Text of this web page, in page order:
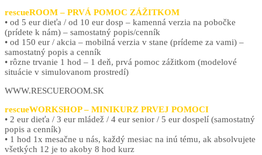
rescueROOM – PRVÁ POMOC ZÁŽITKOM
• od 5 eur dieťa / od 10 eur dosp – kamenná verzia na pobočke
(prídete k nám) – samostatný popis/cenník
• od 150 eur / akcia – mobilná verzia v stane (prídeme za vami) –
samostatný popis a cenník
• rôzne trvanie 1 hod – 1 deň, prvá pomoc zážitkom (modelové
situácie v simulovanom prostredí)
WWW.RESCUEROOM.SK
rescueWORKSHOP – MINIKURZ PRVEJ POMOCI
• 2 eur dieťa / 3 eur mládež / 4 eur senior / 5 eur dospelí (samostatný
popis a cenník)
• 1 hod 1x mesačne u nás, každý mesiac na inú tému, ak absolvujete
všetkých 12 je to akoby 8 hod kurz